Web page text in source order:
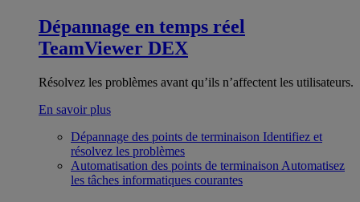
Dépannage en temps réel
TeamViewer DEX
Résolvez les problèmes avant qu’ils n’affectent les utilisateurs.
En savoir plus
Dépannage des points de terminaison Identifiez et
résolvez les problèmes
Automatisation des points de terminaison Automatisez
les tâches informatiques courantes